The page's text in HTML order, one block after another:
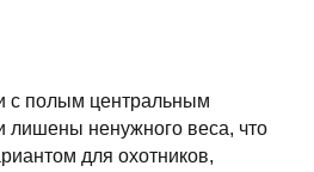
с полым центральным
лишены ненужного веса, что
для охотников,